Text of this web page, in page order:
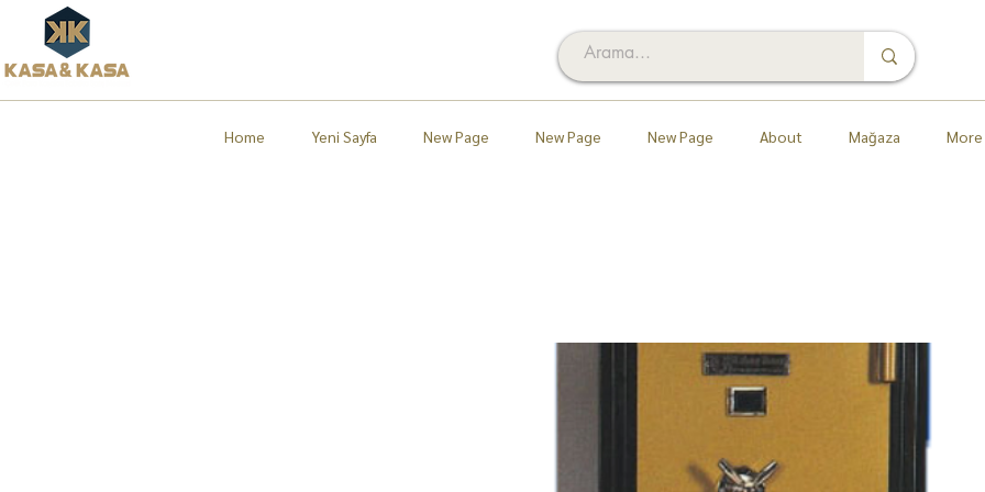
Home Yeni Sayfa New Page New Page New Page About Mağaza More